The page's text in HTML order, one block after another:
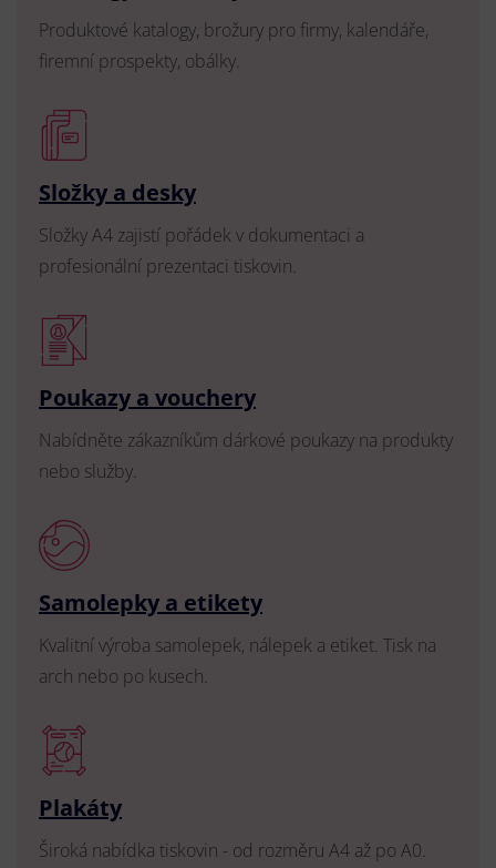
Produktové katalogy, brožury pro firmy, kalendáře,
firemní prospekty, obálky.
Složky a desky
Složky A4 zajistí pořádek v dokumentaci a
profesionální prezentaci tiskovin.
Poukazy a vouchery
Nabídněte zákazníkům dárkové poukazy na produkty
nebo služby.
Samolepky a etikety
Kvalitní výroba samolepek, nálepek a etiket. Tisk na
arch nebo po kusech.
Plakáty
Široká nabídka tiskovin - od rozměru A4 až po A0.